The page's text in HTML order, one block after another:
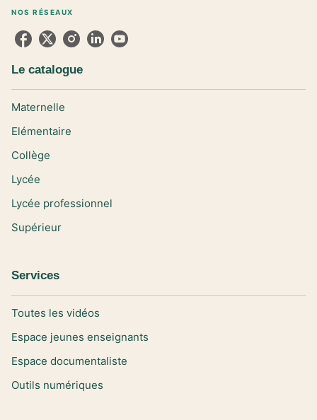
NOS RÉSEAUX
Le catalogue
Maternelle
Elémentaire
Collège
Lycée
Lycée professionnel
Supérieur
Services
Toutes les vidéos
Espace jeunes enseignants
Espace documentaliste
Outils numériques